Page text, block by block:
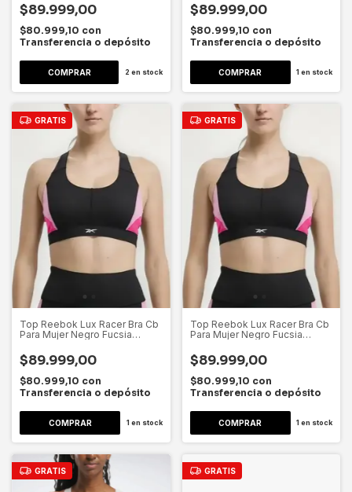
$89.999,00
$80.999,10 con
Transferencia o depósito
2 en stock
$89.999,00
$80.999,10 con
Transferencia o depósito
1 en stock
GRATIS
Top Reebok Lux Racer Bra Cb
Para Mujer Negro Fucsia
$89.999,00
$80.999,10 con
Transferencia o depósito
1 en stock
GRATIS
Top Reebok Lux Racer Bra Cb
Para Mujer Negro Fucsia
$89.999,00
$80.999,10 con
Transferencia o depósito
1 en stock
GRATIS GRATIS